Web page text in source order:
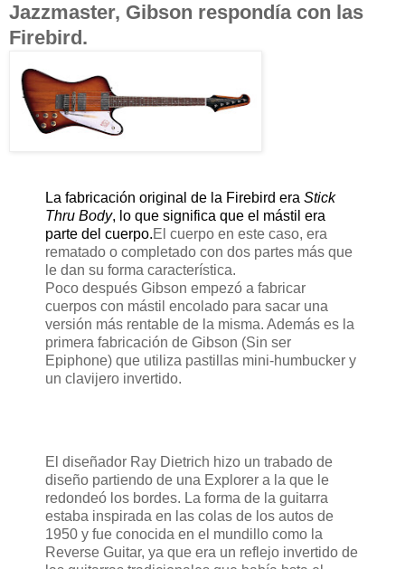
Jazzmaster, Gibson respondía con las
Firebird.
La fabricación original de la Firebird era Stick
Thru Body, lo que significa que el mástil era
parte del cuerpo.El cuerpo en este caso, era
rematado o completado con dos partes más que
le dan su forma característica.
Poco después Gibson empezó a fabricar
cuerpos con mástil encolado para sacar una
versión más rentable de la misma. Además es la
primera fabricación de Gibson (Sin ser
Epiphone) que utiliza pastillas mini-humbucker y
un clavijero invertido.
El diseñador Ray Dietrich hizo un trabado de
diseño partiendo de una Explorer a la que le
redondeó los bordes. La forma de la guitarra
estaba inspirada en las colas de los autos de
1950 y fue conocida en el mundillo como la
Reverse Guitar, ya que era un reflejo invertido de